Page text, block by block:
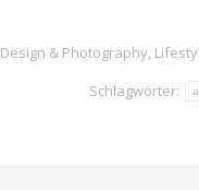
Design & Photography,
Schlagwörter: